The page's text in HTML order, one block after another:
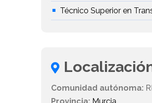
Técnico Superior en
Comunidad autónoma: